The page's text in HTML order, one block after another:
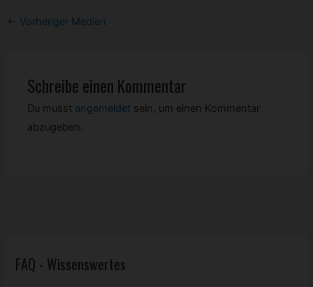
Post
← Vorheriger Medien
Schreibe einen Kommentar
Du musst angemeldet sein, um einen Kommentar
abzugeben.
FAQ - Wissenswertes